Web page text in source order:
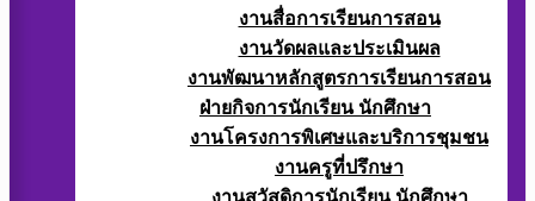
งานสื่อการเรียนการสอน
งานวัดผลและประเมินผล
งานพัฒนาหลักสูตรการเรียนการสอน
ฝ่ายกิจการนักเรียน นักศึกษา
งานโครงการพิเศษและบริการชุมชน
งานครูที่ปรึกษา
งานสวัสดิการนักเรียน นักศึกษา